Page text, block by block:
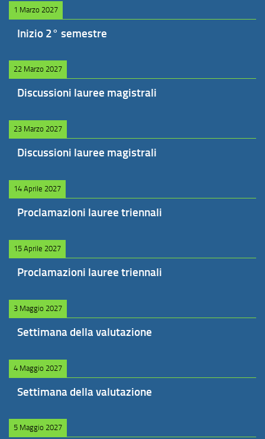
1 Marzo 2027
Inizio 2° semestre
22 Marzo 2027
Discussioni lauree magistrali
23 Marzo 2027
Discussioni lauree magistrali
14 Aprile 2027
Proclamazioni lauree triennali
15 Aprile 2027
Proclamazioni lauree triennali
3 Maggio 2027
Settimana della valutazione
4 Maggio 2027
Settimana della valutazione
5 Maggio 2027